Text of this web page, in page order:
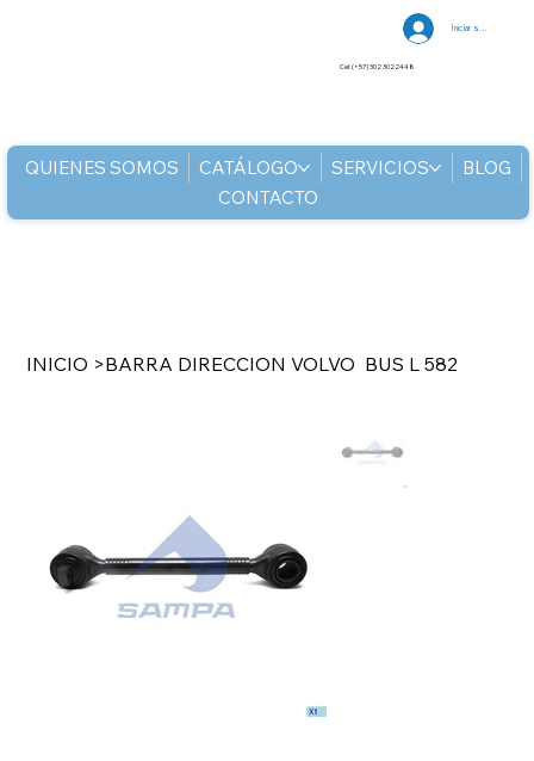
QUIENES SOMOS CATÁLOGO SERVICIOS
BLOG
CONTACTO
Iniciar sesión
Cel: (+57) 302 3022448
INICIO >BARRA DIRECCION VOLVO BUS L 582